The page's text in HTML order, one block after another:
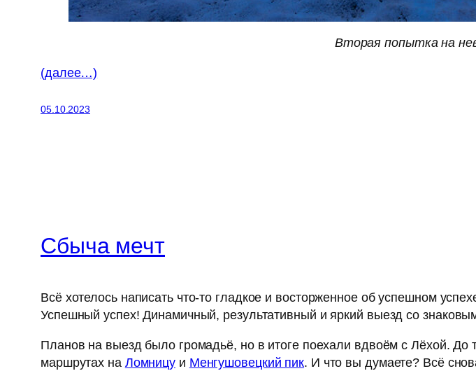
Вторая попытка на
(далее…)
05.10.2023
Сбыча мечт
Всё хотелось написать что-то гладкое и восторженное об успешном
Успешный успех! Динамичный, результативный и яркий выезд со
Планов на выезд было громадьё, но в итоге поехали вдвоём с Лёхой.
маршрутах на Ломницу и Менгушовецкий пик. И что вы думаете? Всё